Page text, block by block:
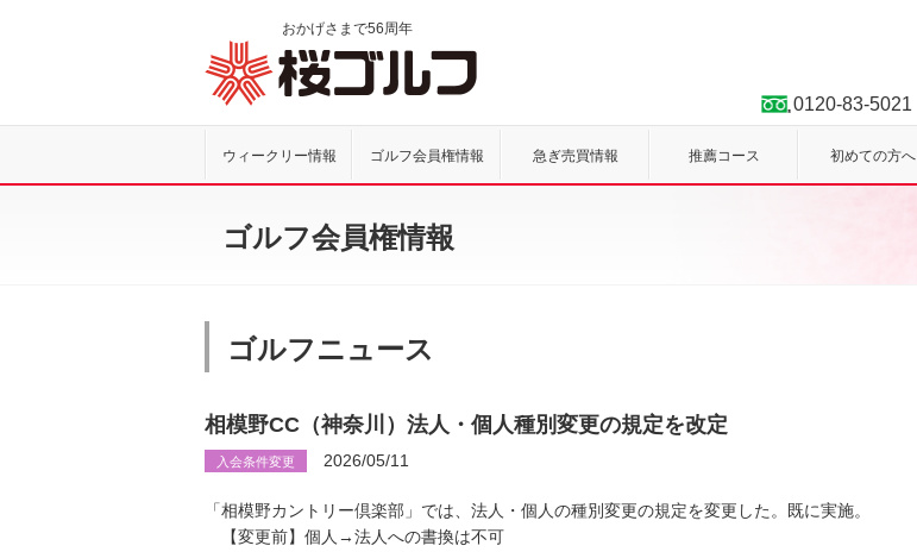
おかげさまで56周年
0120-83-5021
ウィークリー情報 ゴルフ会員権情報 急ぎ売買情報 推薦コース 初めての方へ
ゴルフ会員権情報
ゴルフニュース
相模野CC（神奈川）法人・個人種別変更の規定を改定
入会条件変更 2026/05/11
「相模野カントリー倶楽部」では、法人・個人の種別変更の規定を変更した。既に実施。
【変更前】個人→法人への書換は不可